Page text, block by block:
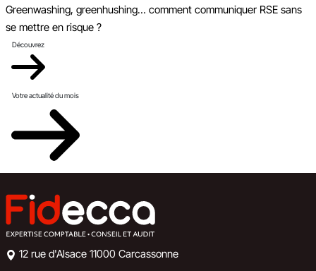
Greenwashing, greenhushing… comment communiquer RSE sans
se mettre en risque ?
Découvrez
Votre actualité du mois
12 rue d'Alsace 11000 Carcassonne